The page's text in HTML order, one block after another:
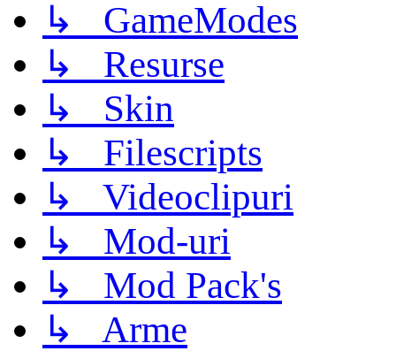
↳ GameModes
↳ Resurse
↳ Skin
↳ Filescripts
↳ Videoclipuri
↳ Mod-uri
↳ Mod Pack's
↳ Arme